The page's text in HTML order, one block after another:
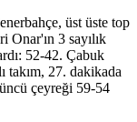
üst üste top
Onar'ın 3 sayılık
52-42. Çabuk
takım, 27. dakikada
çeyreği 59-54